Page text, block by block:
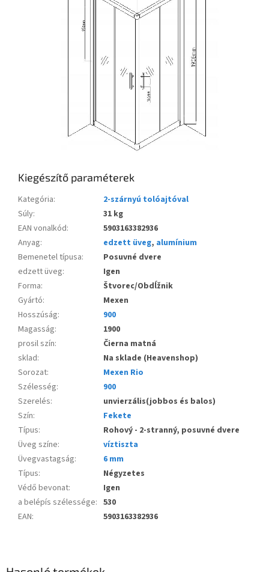
Kiegészítő paraméterek
Kategória:
2-szárnyú tolóajtóval
Súly:
31 kg
EAN vonalkód:
5903163382936
Anyag: edzett üveg, alumínium
Bemenetel típusa:
Posuvné dvere
edzett üveg:
Igen
Forma:
Štvorec/Obdĺžnik
Gyártó:
Mexen
Hosszúság:
900
Magasság:
1900
prosil szín:
Čierna matná
sklad:
Na sklade (Heavenshop)
Sorozat:
Mexen Rio
Szélesség:
900
Szerelés:
unvierzális(jobbos és balos)
Szín:
Fekete
Típus:
Rohový - 2-stranný, posuvné dvere
Üveg színe:
víztiszta
Üvegvastagság:
6 mm
Típus:
Négyzetes
Védő bevonat:
Igen
a belépís szélessége: 530
EAN: 5903163382936